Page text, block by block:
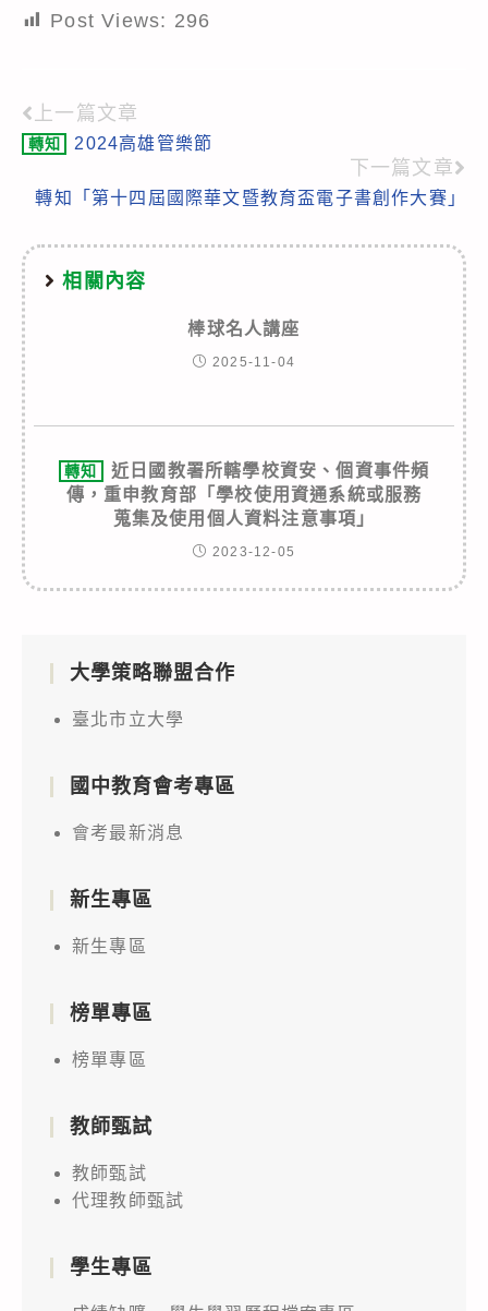
Post Views: 296
Read
more
articles
上一篇文章
轉知 2024高雄管樂節
下一篇文章
轉知「第十四屆國際華文暨教育盃電子書創作大賽」
相關內容
棒球名人講座
2025-11-04
轉知
近日國教署所轄學校資安、個資事件頻
傳，重申教育部「學校使用資通系統或服務
蒐集及使用個人資料注意事項」
2023-12-05
大學策略聯盟合作
臺北市立大學
國中教育會考專區
會考最新消息
新生專區
新生專區
榜單專區
榜單專區
教師甄試
教師甄試
代理教師甄試
學生專區